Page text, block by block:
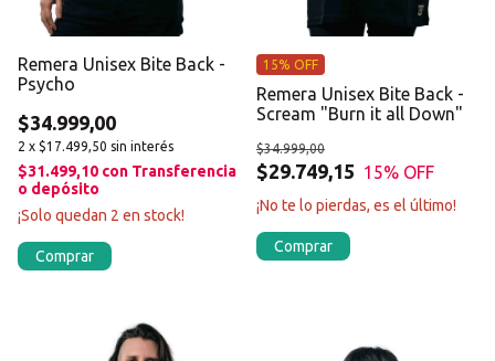
Remera Unisex Bite Back -
Psycho
$34.999,00
2 x $17.499,50 sin interés
$31.499,10 con Transferencia
o depósito
¡Solo quedan 2 en stock!
Comprar
Remera Unisex Bite Back -
Scream "Burn it all Down"
$29.749,15
$34.999,00
15% OFF
15% OFF
¡No te lo pierdas, es el último!
Comprar